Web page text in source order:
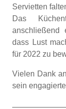
Servietten
Das
anschließend
dass Lust
für 2022 zu
Vielen Dank
sein